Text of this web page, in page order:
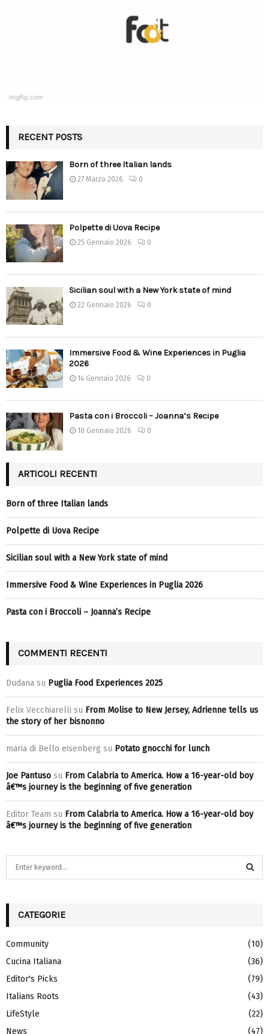
RECENT POSTS
Born of three Italian lands
27 Marzo 2026 0
Polpette di Uova Recipe
25 Gennaio 2026 0
Sicilian soul with a New York state of mind
22 Gennaio 2026 0
Immersive Food & Wine Experiences in Puglia
2026
14 Gennaio 2026 0
Pasta con i Broccoli – Joanna’s Recipe
10 Gennaio 2026 0
ARTICOLI RECENTI
Born of three Italian lands
Polpette di Uova Recipe
Sicilian soul with a New York state of mind
Immersive Food & Wine Experiences in Puglia 2026
Pasta con i Broccoli – Joanna’s Recipe
COMMENTI RECENTI
Dudana su Puglia Food Experiences 2025
Felix Vecchiarelli su From Molise to New Jersey, Adrienne tells us
the story of her bisnonno
maria di Bello eisenberg su Potato gnocchi for lunch
Joe Pantuso su From Calabria to America. How a 16-year-old boy
â€™s journey is the beginning of five generation
Editor Team su From Calabria to America. How a 16-year-old boy
â€™s journey is the beginning of five generation
h
o
r
:
A
R
H
CATEGORIE
Community
(10)
Cucina Italiana
(36)
Editor's Picks
(79)
Italians Roots
(43)
LifeStyle
(22)
News
(47)